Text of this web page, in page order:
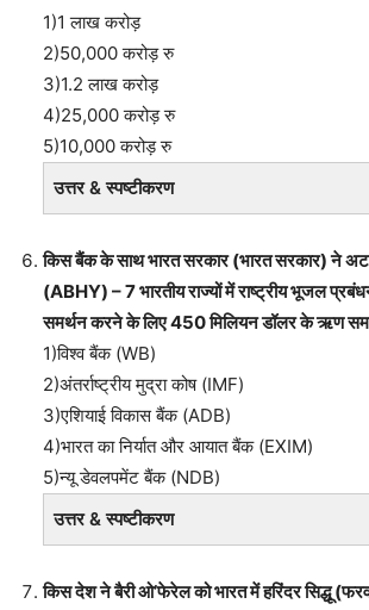
1)1 लाख करोड़
2)50,000 करोड़ रु
3)1.2 लाख करोड़
4)25,000 करोड़ रु
5)10,000 करोड़ रु
उत्तर & स्पष्टीकरण
किस बैंक के साथ भारत सरकार (भारत सरकार) ने
(ABHY) – 7 भारतीय राज्यों में राष्ट्रीय भूजल
समर्थन करने के लिए 450 मिलियन डॉलर के ऋण
1)विश्व बैंक (WB)
2)अंतर्राष्ट्रीय मुद्रा कोष (IMF)
3)एशियाई विकास बैंक (ADB)
4)भारत का निर्यात और आयात बैंक (EXIM)
5)न्यू डेवलपमेंट बैंक (NDB)
उत्तर & स्पष्टीकरण
किस देश ने बैरी ओ’फेरेल को भारत में हरिंदर सिद्धू